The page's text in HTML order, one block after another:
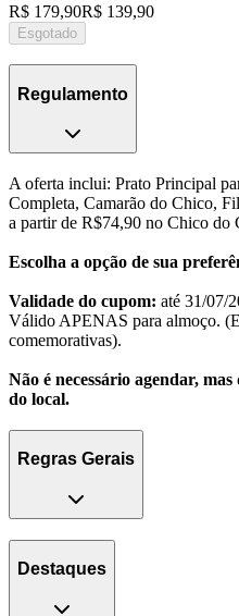
R$ 179,90R$ 139,90
Esgotado
Regulamento
A oferta inclui: Prato Principal
Completa, Camarão do Chico,
a partir de R$74,90 no Chico do
Escolha a opção de sua
Validade do cupom: até 31/07/
Válido APENAS para almoço.
comemorativas).
Não é necessário agendar,
do local.
Regras Gerais
Destaques